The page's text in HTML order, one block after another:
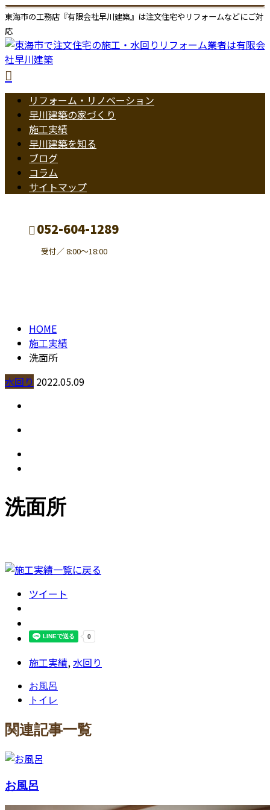
東海市の工務店『有限会社早川建築』は注文住宅やリフォームなどにご対
応
リフォーム・リノベーション
早川建築の家づくり
施工実績
早川建築を知る
ブログ
コラム
サイトマップ
052-604-1289
受付／ 8:00～18:00
HOME
施工実績
洗面所
水回り 2022.05.09
洗面所
ツイート
施工実績,水回り
お風呂
トイレ
関連記事一覧
お風呂